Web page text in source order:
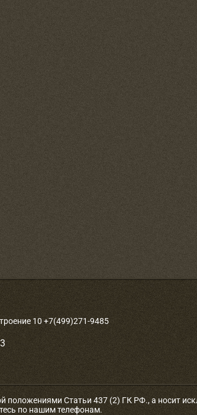
10 +7(499)271-9485
положениями Статьи 437 (2) ГК РФ., а носит
по нашим телефонам.